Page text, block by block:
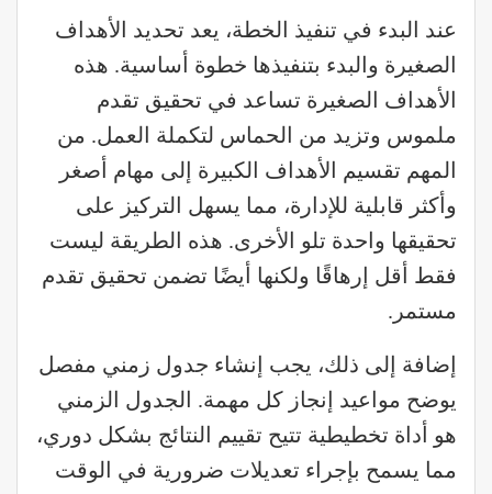
عند البدء في تنفيذ الخطة، يعد تحديد الأهداف
الصغيرة والبدء بتنفيذها خطوة أساسية. هذه
الأهداف الصغيرة تساعد في تحقيق تقدم
ملموس وتزيد من الحماس لتكملة العمل. من
المهم تقسيم الأهداف الكبيرة إلى مهام أصغر
وأكثر قابلية للإدارة، مما يسهل التركيز على
تحقيقها واحدة تلو الأخرى. هذه الطريقة ليست
فقط أقل إرهاقًا ولكنها أيضًا تضمن تحقيق تقدم
مستمر.
إضافة إلى ذلك، يجب إنشاء جدول زمني مفصل
يوضح مواعيد إنجاز كل مهمة. الجدول الزمني
هو أداة تخطيطية تتيح تقييم النتائج بشكل دوري،
مما يسمح بإجراء تعديلات ضرورية في الوقت